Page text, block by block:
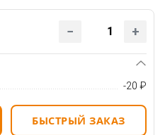
-20 ₽
БЫСТРЫЙ ЗАКАЗ